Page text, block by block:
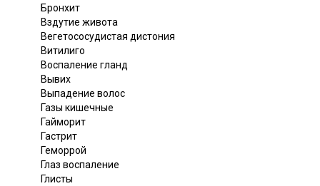
Бронхит
Вздутие живота
Вегетососудистая дистония
Витилиго
Воспаление гланд
Вывих
Выпадение волос
Газы кишечные
Гайморит
Гастрит
Геморрой
Глаз воспаление
Глисты